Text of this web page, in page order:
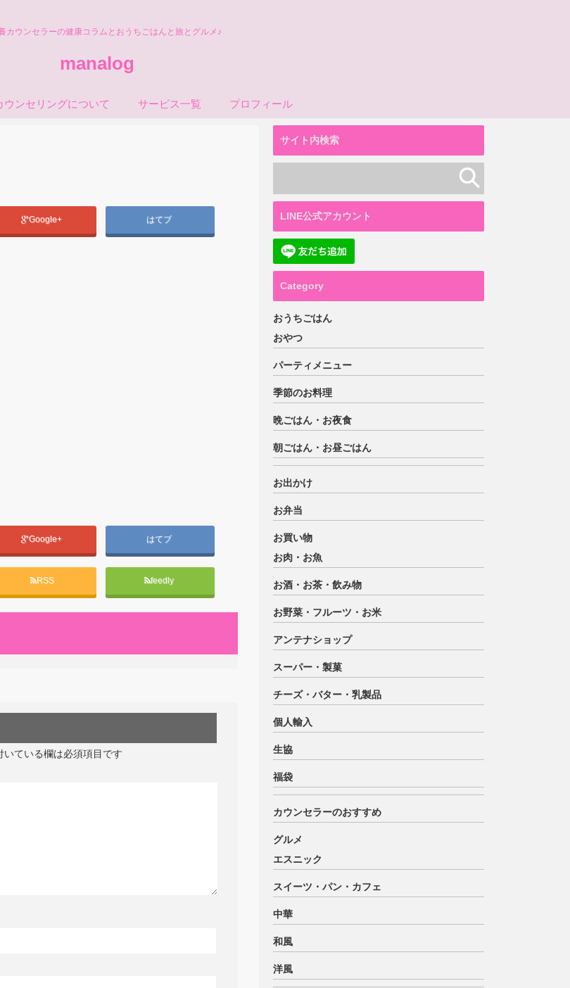
カウンセラーの健康コラムとおうちごはんと旅とグルメ♪
manalog
ウンセリングについて サービス一覧 プロフィール
Google+ はてブ
Google+ はてブ
RSS feedly
いている欄は必須項目です
サイト内検索
LINE公式アカウント
Category
おうちごはん
おやつ
パーティメニュー
季節のお料理
晩ごはん・お夜食
朝ごはん・お昼ごはん
お出かけ
お弁当
お買い物
お肉・お魚
お酒・お茶・飲み物
お野菜・フルーツ・お米
アンテナショップ
スーパー・製菓
チーズ・バター・乳製品
個人輸入
生協
福袋
カウンセラーのおすすめ
グルメ
エスニック
スイーツ・パン・カフェ
中華
和風
洋風